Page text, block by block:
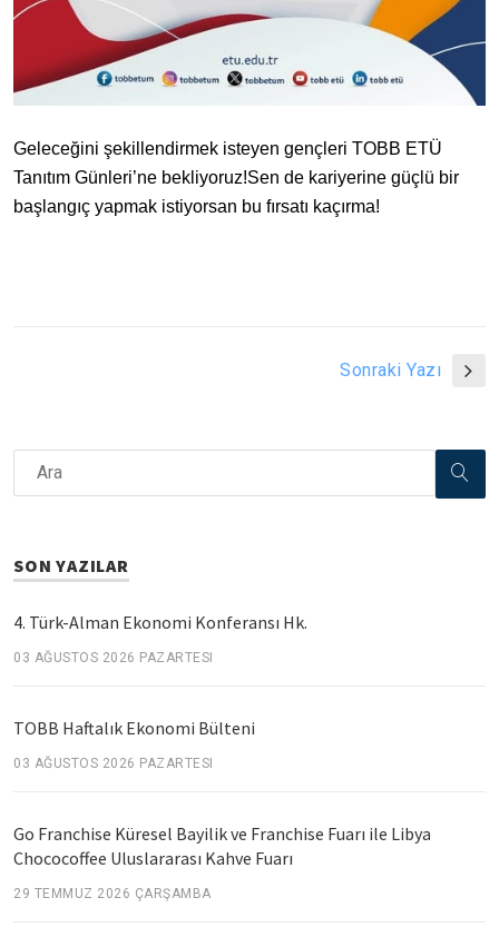
Geleceğini şekillendirmek isteyen gençleri TOBB ETÜ
Tanıtım Günleri’ne bekliyoruz!Sen de kariyerine güçlü bir
başlangıç yapmak istiyorsan bu fırsatı kaçırma!
Sonraki Yazı
SON YAZILAR
4. Türk-Alman Ekonomi Konferansı Hk.
03 AĞUSTOS 2026 PAZARTESI
TOBB Haftalık Ekonomi Bülteni
03 AĞUSTOS 2026 PAZARTESI
Go Franchise Küresel Bayilik ve Franchise Fuarı ile Libya
Chococoffee Uluslararası Kahve Fuarı
29 TEMMUZ 2026 ÇARŞAMBA